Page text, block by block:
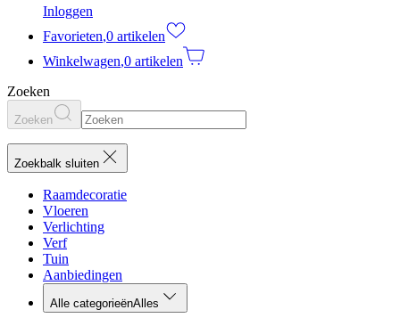
Inloggen
Favorieten,0 artikelen
Winkelwagen,0 artikelen
Zoeken
Zoeken
Zoekbalk sluiten
Raamdecoratie
Vloeren
Verlichting
Verf
Tuin
Aanbiedingen
Alle categorieënAlles